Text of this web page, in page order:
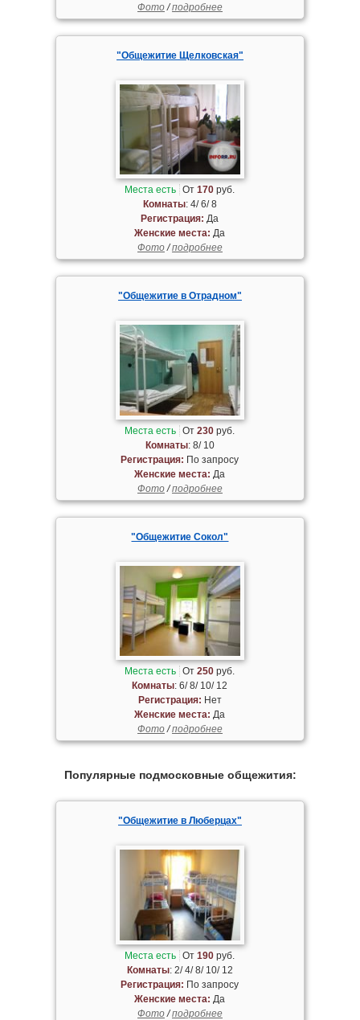
Фото/подробнее
"Общежитие Щелковская"
Места есть От170 руб.
Комнаты: 4/ 6/ 8
Регистрация: Да
Женские места: Да
Фото/подробнее
"Общежитие в Отрадном"
Места есть От230 руб.
Комнаты: 8/ 10
Регистрация: По запросу
Женские места: Да
Фото/подробнее
"Общежитие Сокол"
Места есть От250 руб.
Комнаты: 6/ 8/ 10/ 12
Регистрация: Нет
Женские места: Да
Фото/подробнее
Популярные подмосковные общежития:
"Общежитие в Люберцах"
Места есть От190 руб.
Комнаты: 2/ 4/ 8/ 10/ 12
Регистрация: По запросу
Женские места: Да
Фото/подробнее